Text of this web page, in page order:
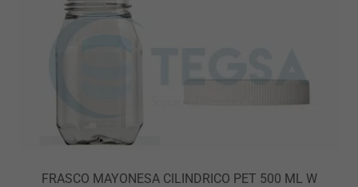
FRASCO MAYONESA CILINDRICO PET 500 ML W